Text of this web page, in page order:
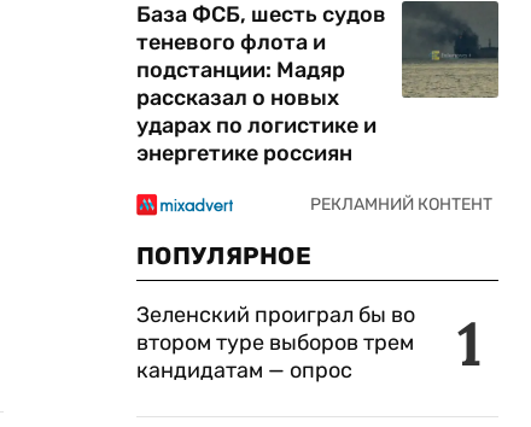
База ФСБ, шесть судов
теневого флота и
подстанции: Мадяр
рассказал о новых
ударах по логистике и
энергетике россиян
ПОПУЛЯРНОЕ
1
Зеленский проиграл бы во
втором туре выборов трем
кандидатам — опрос